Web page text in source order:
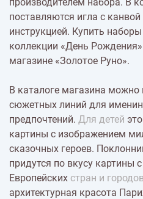
поставляются игла с
инструкцией. Купить
коллекции «День
магазине «Золотое Руно».
В каталоге магазина
сюжетных линий для
предпочтений. Для детей
картины с изображением
сказочных героев.
придутся по вкусу картины
Европейских стран и городов
архитектурная красота